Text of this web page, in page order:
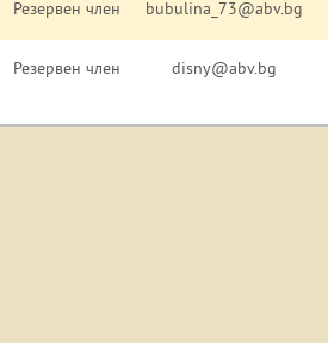
Резервен член bubulina_73@abv.bg
Резервен член disny@abv.bg